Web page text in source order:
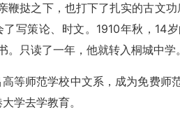
鞭挞之下，也打下了扎实的古文
了写策论、时文。1910年秋，14
只读了一年，他就转入桐城中学。
等师范学校中文系，成为免费
学去学教育。